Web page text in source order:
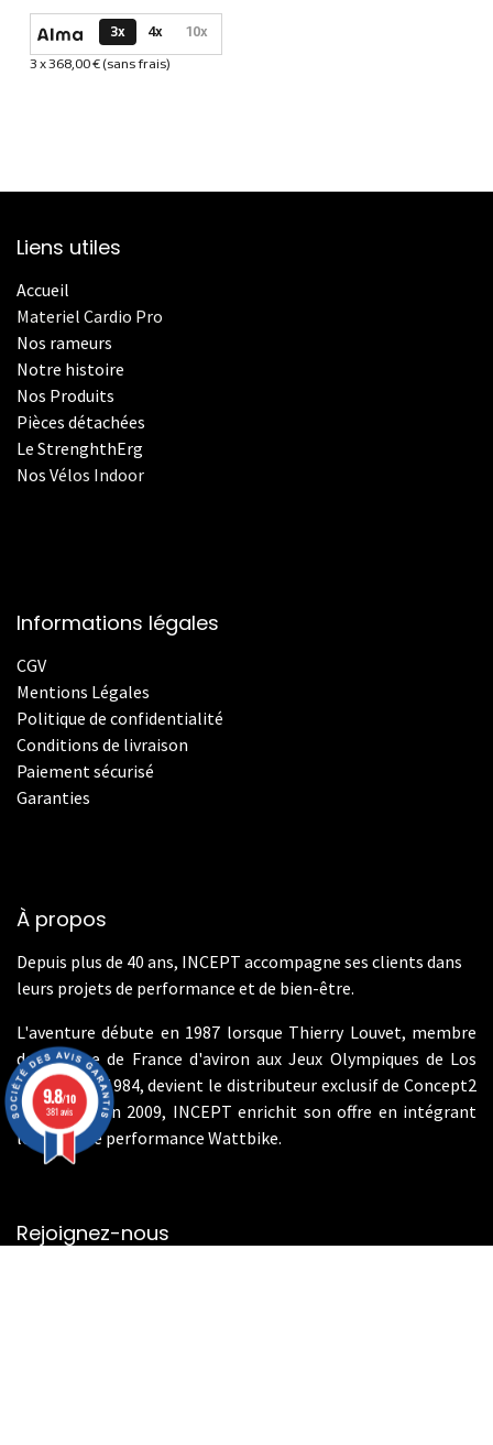
Options de paiement disponibles
3x 4x 10x
Informations sur le plan de paiement sélectionné
3 x 368,00 € (sans frais)
Liens utiles
Accueil
Materiel Cardio Pro
Nos rameurs
Notre histoire
Nos Produits
Pièces détachées
Le StrenghthErg
Nos Vélos Indoor
Informations légales
CGV
Mentions Légales
Politique de confidentialité
Conditions de livraison
Paiement sécurisé
Garanties
À propos
Depuis plus de 40 ans, INCEPT accompagne ses clients dans
leurs projets de performance et de bien-être.
L'aventure débute en 1987 lorsque Thierry Louvet, membre
de l'équipe de France d'aviron aux Jeux Olympiques de Los
Angeles en 1984, devient le distributeur exclusif de Concept2
en France. En 2009, INCEPT enrichit son offre en intégrant
les vélos de performance Wattbike.
Rejoignez-nous
9.8/10
381 avis